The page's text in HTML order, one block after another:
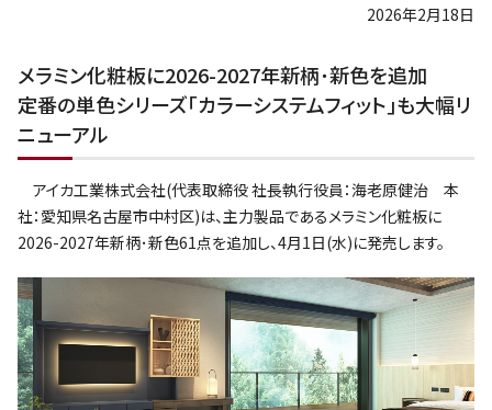
2026年2月18日
メラミン化粧板に2026-2027年新柄･新色を追加
定番の単色シリーズ｢カラーシステムフィット｣も大幅リ
ニューアル
アイカ工業株式会社(代表取締役 社長執行役員：海老原健治 本
社：愛知県名古屋市中村区)は、主力製品であるメラミン化粧板に
2026-2027年新柄･新色61点を追加し、4月1日(水)に発売します。